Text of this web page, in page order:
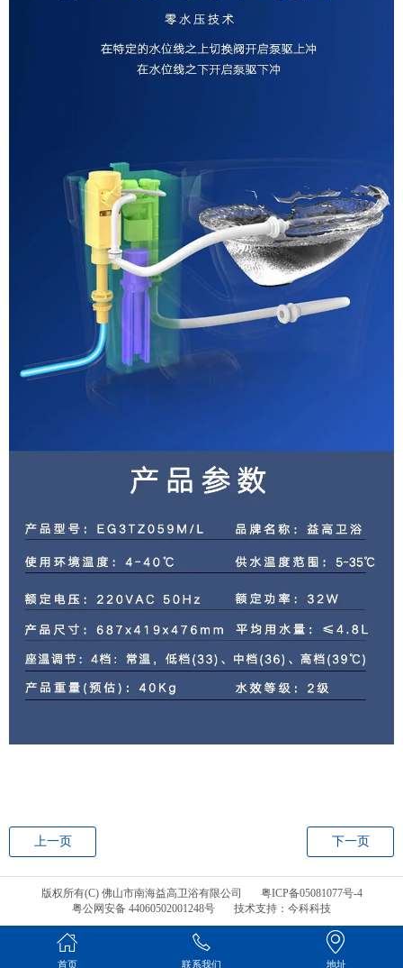
上一页 下一页
版权所有(C) 佛山市南海益高卫浴有限公司
粤ICP备05081077号-4
粤公网安备 44060502001248号
技术支持：今科科技
首页 联系我们 地址